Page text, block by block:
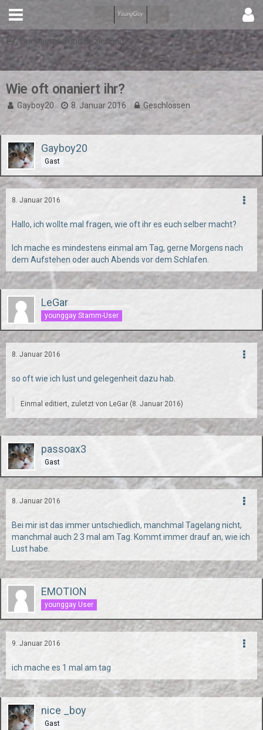
Orientierung und Beziehung
Wie oft onaniert ihr?
Gayboy20 8. Januar 2016 Geschlossen
Gayboy20
Gast
8. Januar 2016
Hallo, ich wollte mal fragen, wie oft ihr es euch selber macht?
Ich mache es mindestens einmal am Tag, gerne Morgens nach
dem Aufstehen oder auch Abends vor dem Schlafen.
LeGar
younggay Stamm-User
8. Januar 2016
so oft wie ich lust und gelegenheit dazu hab.
Einmal editiert, zuletzt von LeGar (8. Januar 2016)
passoax3
Gast
8. Januar 2016
Bei mir ist das immer untschiedlich, manchmal Tagelang nicht,
manchmal auch 2 3 mal am Tag. Kommt immer drauf an, wie ich
Lust habe.
EMOTION
younggay User
9. Januar 2016
ich mache es 1 mal am tag
nice _boy
Gast